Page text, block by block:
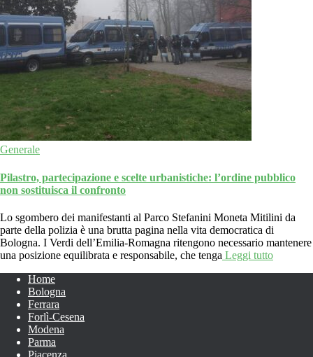
Generale
Pilastro, partecipazione e scelte urbanistiche: l’ordine pubblico
non sostituisca il confronto
Lo sgombero dei manifestanti al Parco Stefanini Moneta Mitilini da
parte della polizia è una brutta pagina nella vita democratica di
Bologna. I Verdi dell’Emilia-Romagna ritengono necessario mantenere
una posizione equilibrata e responsabile, che tenga Leggi tutto
Home
Bologna
Ferrara
Forlì-Cesena
Modena
Parma
Piacenza